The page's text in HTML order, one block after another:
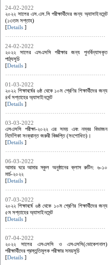
24-02-2022
২০২২ সালের এস.এস.সি পরীক্ষার্থীদের জন্য অ্যাসাইনমেন্ট
(১৩তম সপ্তাহ)
[Details ]
24-02-2022
২০২২ সালের এসএসসি পরীক্ষার জন্য পুনর্বিন্যাসকৃত
পাঠ্যসূচি
[Details ]
01-03-2022
২০২২ শিক্ষাবর্ষের ৬ষ্ঠ থেকে ১০ম শ্রেণির শিক্ষার্থীদের জন্য
৪র্থ সপ্তাহের অ্যাসাইনমেন্ট
[Details ]
03-03-2022
এসএসসি পরীক্ষা-২০২২ এর সময় এবং নম্বর বিভাজন
নির্দেশিকা সংক্রান্ত জরুরী বিজ্ঞপ্তি (সংশোধিত)।
[Details ]
06-03-2022
আমার ঘরে আমার স্কুল অনুষ্ঠানের ক্লাস রুটিন: ৬-১০
মার্চ-২০২২
[Details ]
07-03-2022
২০২২ শিক্ষাবর্ষে ৬ষ্ঠ থেকে ১০ম শ্রেণির শিক্ষার্থীদের জন্য
৫ম সপ্তাহের অ্যাসাইনমেন্ট
[Details ]
07-04-2022
২০২২ সালের এসএসসি ও এসএসসি(ভোকেশনাল)
পরীক্ষার্থীদের প্রস্তুতিমূলক পরীক্ষার সময়সূচি
[Details ]